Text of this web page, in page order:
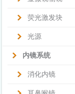
荧光激发块
光源
内镜系统
消化内镜